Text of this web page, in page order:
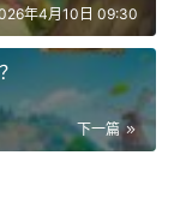
年4月10日 09:30
下一篇